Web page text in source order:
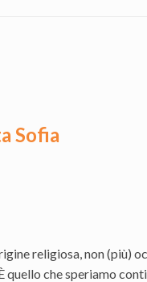
Sofia
religiosa, non (più)
quello che speriamo